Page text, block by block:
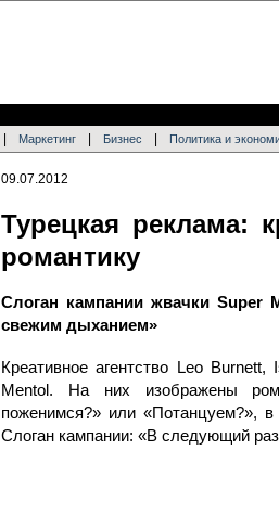
Маркетинг Бизнес Политика и
09.07.2012
Турецкая реклама:
романтику
Слоган кампании жвачки Super
свежим дыханием»
Креативное агентство Leo
Mentol. На них изображены
поженимся?» или «Потанцуем?», в
Слоган кампании: «В следующий